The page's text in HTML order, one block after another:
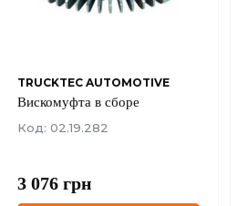
TRUCKTEC AUTOMOTIVE
Вискомуфта в сборе
Код: 02.19.282
3 076 грн